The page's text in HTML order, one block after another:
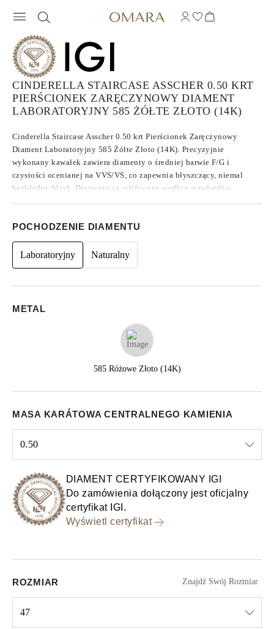
CINDERELLA STAIRCASE ASSCHER 0.50 KRT
PIERŚCIONEK ZARĘCZYNOWY DIAMENT
LABORATORYJNY 585 ŻÓŁTE ZŁOTO (14K)
Cinderella Staircase Asscher 0.50 krt Pierścionek Zaręczynowy
Diament Laboratoryjny 585 Żółte Złoto (14K). Precyzyjnie
wykonany kawałek zawiera diamenty o średniej barwie F/G i
czystości ocenianej na VVS/VS, co zapewnia błyszczący, niemal
bezbłędny blask. Diamenty są szlifowane według standardów
te kamienie nie wykazują fluorescencji.
POCHODZENIE DIAMENTU
Laboratoryjny Naturalny
METAL
585 Różowe Złoto (14K)
MASA KARÁTOWA CENTRALNEGO KAMIENIA
0.50
DIAMENT CERTYFIKOWANY IGI
Do zamówienia dołączony jest oficjalny
certyfikat IGI.
Wyświetl certyfikat
ROZMIAR Znajdź Swój Rozmiar
47